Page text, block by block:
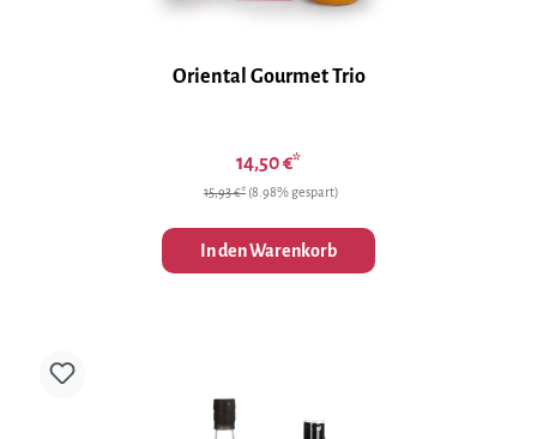
Oriental Gourmet Trio
14,50 €*
15,93 €* (8.98% gespart)
In den Warenkorb